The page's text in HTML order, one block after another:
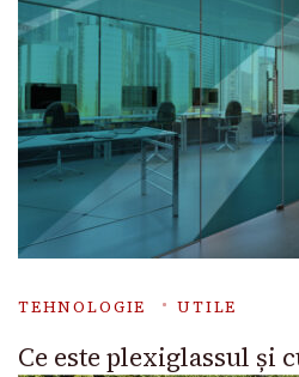
TEHNOLOGIE UTILE
Ce este plexiglassul și